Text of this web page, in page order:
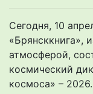
Сегодня, 10
«Брянсккнига»,
атмосферой,
космический
космоса» – 2026.